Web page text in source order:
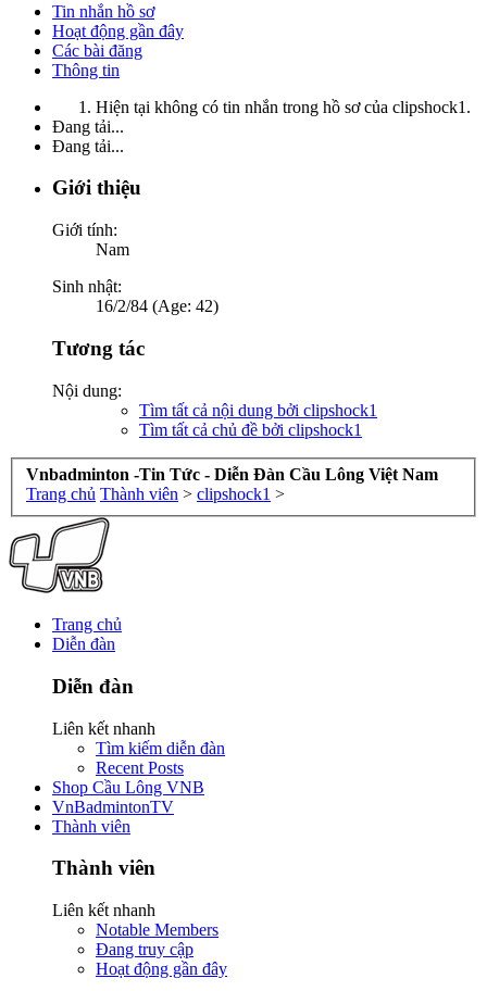
Tin nhắn hồ sơ
Hoạt động gần đây
Các bài đăng
Thông tin
Hiện tại không có tin nhắn trong hồ sơ của clipshock1.
Đang tải...
Đang tải...
Giới thiệu
Giới tính:
Nam
Sinh nhật:
16/2/84 (Age: 42)
Tương tác
Nội dung:
Tìm tất cả nội dung bởi clipshock1
Tìm tất cả chủ đề bởi clipshock1
Vnbadminton -Tin Tức - Diễn Đàn Cầu Lông Việt Nam
Trang chủ Thành viên > clipshock1 >
Trang chủ
Diễn đàn
Diễn đàn
Liên kết nhanh
Tìm kiếm diễn đàn
Recent Posts
Shop Cầu Lông VNB
VnBadmintonTV
Thành viên
Thành viên
Liên kết nhanh
Notable Members
Đang truy cập
Hoạt động gần đây